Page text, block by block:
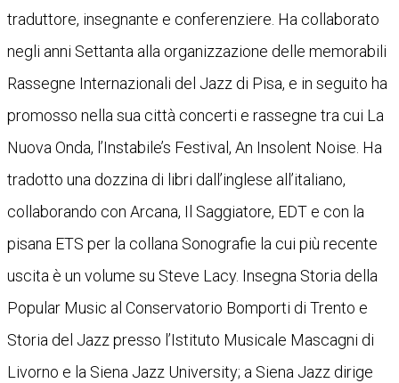
traduttore, insegnante e conferenziere. Ha collaborato
negli anni Settanta alla organizzazione delle memorabili
Rassegne Internazionali del Jazz di Pisa, e in seguito ha
promosso nella sua città concerti e rassegne tra cui La
Nuova Onda, l’Instabile’s Festival, An Insolent Noise. Ha
tradotto una dozzina di libri dall’inglese all’italiano,
collaborando con Arcana, Il Saggiatore, EDT e con la
pisana ETS per la collana Sonografie la cui più recente
uscita è un volume su Steve Lacy. Insegna Storia della
Popular Music al Conservatorio Bomporti di Trento e
Storia del Jazz presso l’Istituto Musicale Mascagni di
Livorno e la Siena Jazz University; a Siena Jazz dirige